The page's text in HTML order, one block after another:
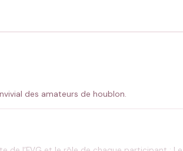
des amateurs de houblon.